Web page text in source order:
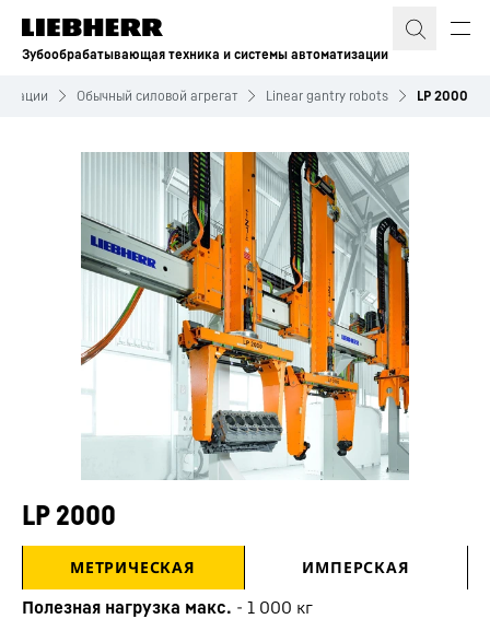
Зубообрабатывающая техника и системы автоматизации
Обычный силовой агрегат Linear gantry robots LP 2000
LP 2000
МЕТРИЧЕСКАЯ ИМПЕРСКАЯ
Полезная нагрузка макс. - 1 000 кг